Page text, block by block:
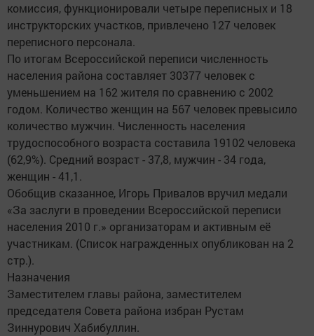
комиссия, функционировали четыре переписных и 18
инструкторских участков, привлечено 127 человек
переписного персонала.
По итогам Всероссийской переписи численность
населения района составляет 30377 человек с
уменьшением на 162 жителя по сравнению с 2002
годом. Количество женщин на 567 человек превысило
количество мужчин. Численность населения
трудоспособного возраста составила 19102 человека
(62,9%). Средний возраст - 37,8, мужчин - 34 года,
женщин - 41,1.
Обобщив сказанное, Игорь Привалов вручил медали
«За заслуги в проведении Всероссийской переписи
населения 2010 г.» организаторам и активным её
участникам. (Список награжденных опубликован на 2
стр.).
Назначения
Заместителем главы района, заместителем
председателя Совета района избран Рустам
Зиннурович Хабибуллин.